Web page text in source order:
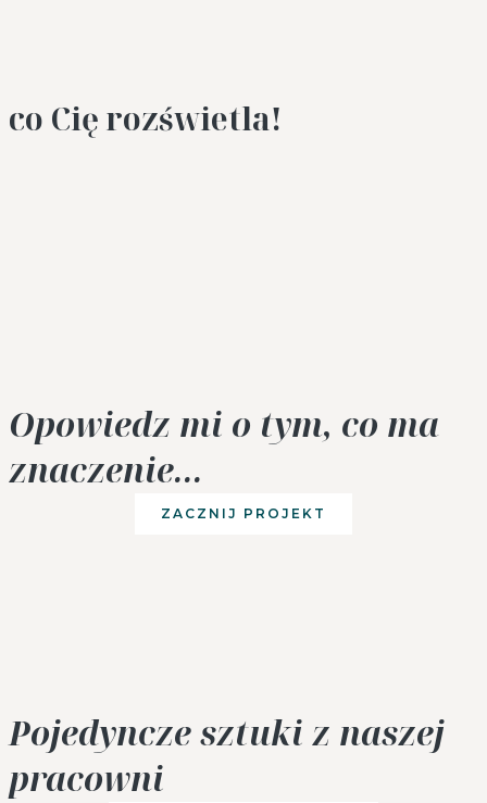
co Cię rozświetla!
Opowiedz mi o tym, co ma
znaczenie...
ZACZNIJ PROJEKT
Pojedyncze sztuki z naszej
pracowni